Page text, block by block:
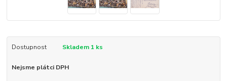
Dostupnost Skladem 1 ks
Nejsme plátci DPH